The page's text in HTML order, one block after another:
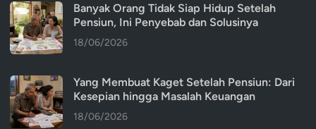
Banyak Orang Tidak Siap Hidup Setelah
Pensiun, Ini Penyebab dan Solusinya
18/06/2026
Yang Membuat Kaget Setelah Pensiun: Dari
Kesepian hingga Masalah Keuangan
18/06/2026